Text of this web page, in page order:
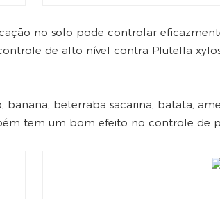
no solo pode controlar
de alto nível contra Plutella
beterraba sacarina, batata,
tem um bom efeito no controle de